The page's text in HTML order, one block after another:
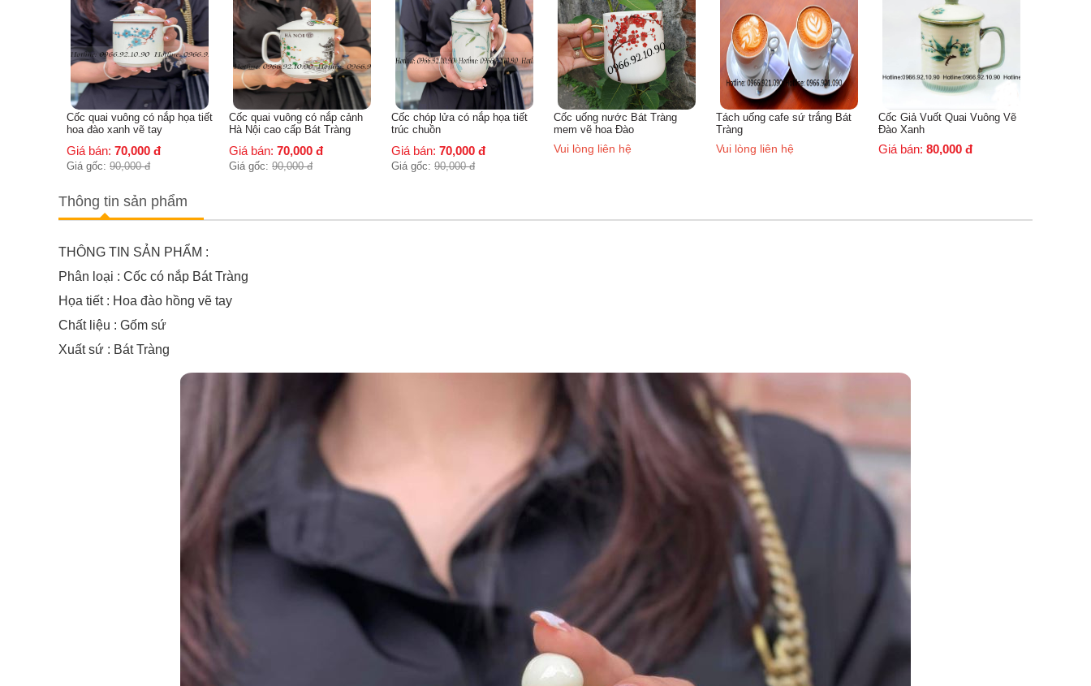
Cốc quai vuông có nắp cảnh
Hà Nội cao cấp Bát Tràng
Giá bán: 70,000 đ
Giá gốc: 90,000 đ
Cốc chóp lửa có nắp họa tiết
trúc chuồn
Giá bán: 70,000 đ
Giá gốc: 90,000 đ
Cốc uống nước Bát Tràng
mem vẽ hoa Đào
Vui lòng liên hệ
Tách uống cafe sứ trắng Bát
Tràng
Vui lòng liên hệ
Cốc Giả Vuốt Quai Vuông Vẽ
Đào Xanh
Giá bán:80,000
Giá bán: 80,000
Thông tin sản phẩm
THÔNG TIN SẢN PHẨM :
Phân loại : Cốc có nắp Bát Tràng
Họa tiết : Hoa đào hồng vẽ tay
Chất liệu : Gốm sứ
Xuất sứ : Bát Tràng